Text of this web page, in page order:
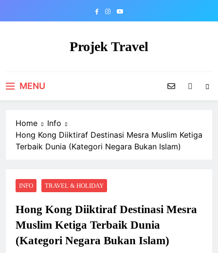
Projek Travel
MENU
Home
Info
Hong Kong Diiktiraf Destinasi Mesra Muslim Ketiga
Terbaik Dunia (Kategori Negara Bukan Islam)
INFO TRAVEL & HOLIDAY
Hong Kong Diiktiraf Destinasi Mesra
Muslim Ketiga Terbaik Dunia
(Kategori Negara Bukan Islam)